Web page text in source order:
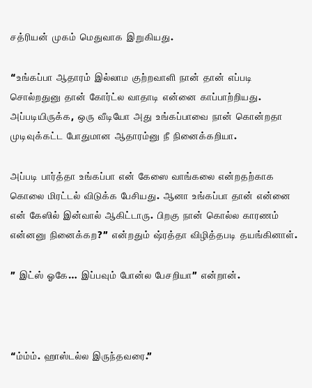
சத்ரியன் முகம் மெதுவாக இறுகியது.
“உங்கப்பா ஆதாரம் இல்லாம குற்றவாளி நான் தான் எப்படி
சொல்றதுனு தான் கோர்ட்ல வாதாடி என்னை காப்பாற்றியது.
அப்படியிருக்க, ஒரு வீடியோ அது உங்கப்பாவை நான் கொன்றதா
முடிவுக்கட்ட போதுமான ஆதாரம்னு நீ நினைக்கறியா.
அப்படி பார்த்தா உங்கப்பா என் கேஸை வாங்கலை என்றதற்காக
கொலை மிரட்டல் விடுக்க பேசியது. ஆனா உங்கப்பா தான் என்னை
என் கேஸில் இன்வால் ஆகிட்டாரு. பிறகு நான் கொல்ல காரணம்
என்னனு நினைக்கற?” என்றதும் ஷ்ரத்தா விழித்தபடி தயங்கினாள்.
” இட்ஸ் ஓகே… இப்பவும் போன்ல பேசறியா” என்றான்.
“ம்ம்ம். ஹாஸ்டல்ல இருந்தவரை.”